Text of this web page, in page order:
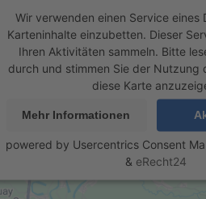
Wir verwenden einen Service eines
Karteninhalte einzubetten. Dieser
Ihren Aktivitäten sammeln. Bitte
durch und stimmen Sie der Nutzung
diese Karte
Mehr Informationen
powered by Usercentrics Consent
& eRecht24